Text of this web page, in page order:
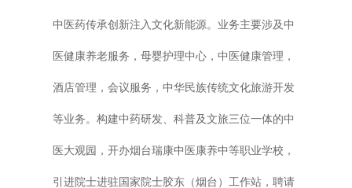
中医药传承创新注入文化新能源。业务主要涉及中
医健康养老服务，母婴护理中心，中医健康管理，
酒店管理，会议服务，中华民族传统文化旅游开发
等业务。构建中药研发、科普及文旅三位一体的中
医大观园，开办烟台瑞康中医康养中等职业学校，
引进院士进驻国家院士胶东（烟台）工作站，聘请